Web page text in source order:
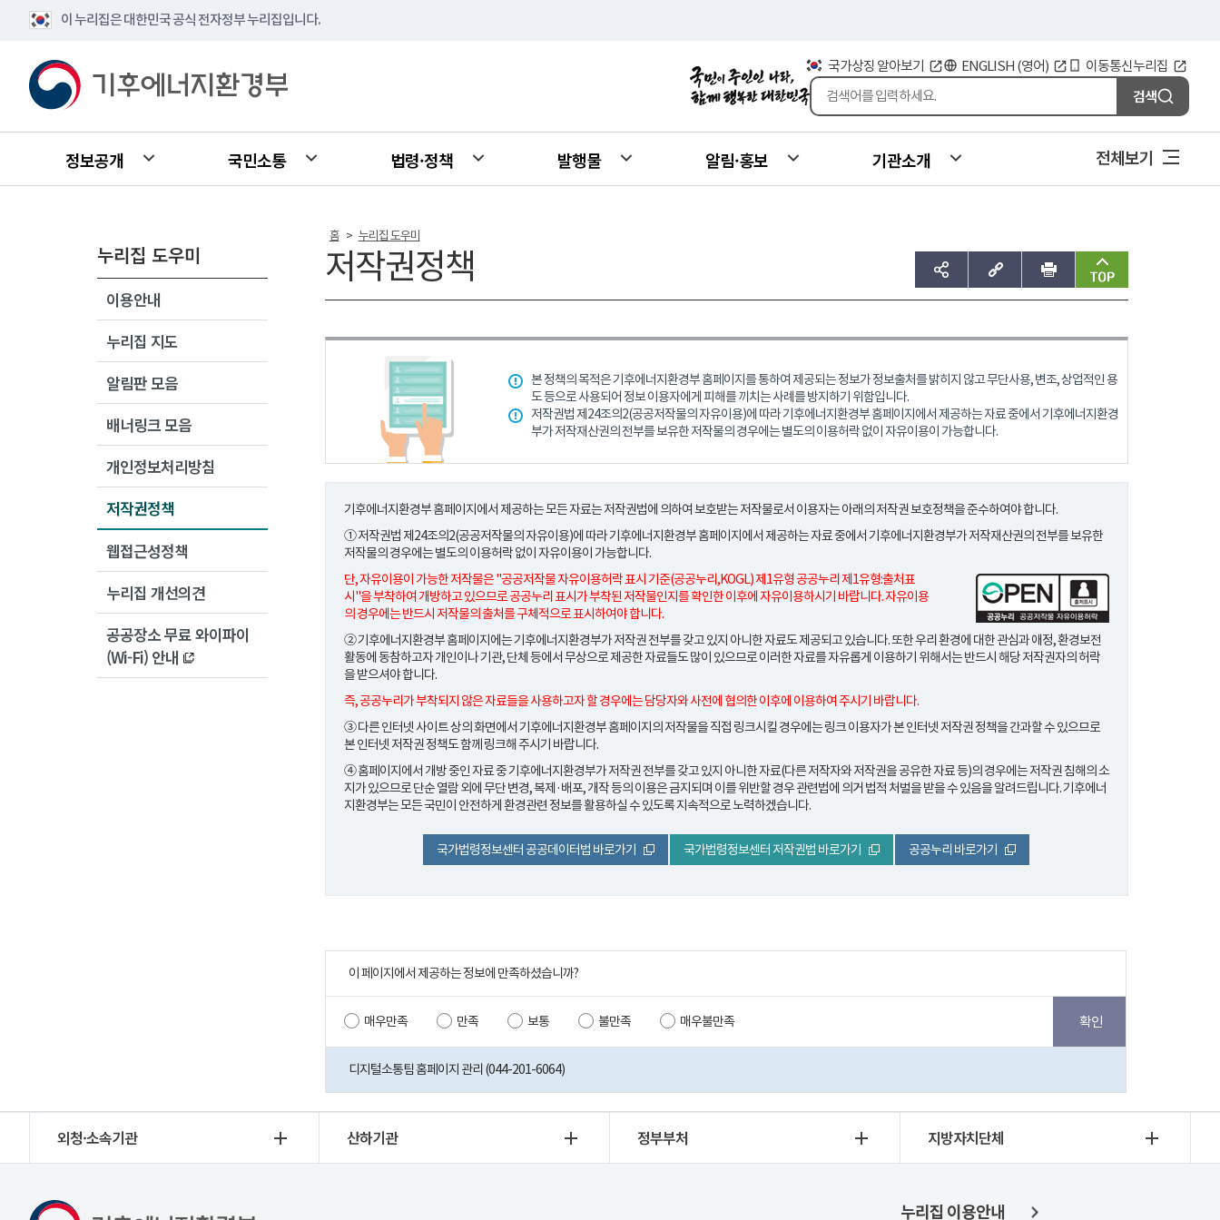
이 누리집은 대한민국 공식 전자정부 누리집입니다.
국가상징 알아보기 ENGLISH (영어) 이동통신누리집
검색
정보공개 국민소통 법령·정책 발행물 알림·홍보 기관소개 전체보기
누리집 도우미
이용안내
누리집 지도
알림판 모음
배너링크 모음
개인정보처리방침
저작권정책
웹접근성정책
누리집 개선의견
공공장소 무료 와이파이
(Wi-Fi) 안내
홈 > 누리집 도우미
저작권정책 sns공유하기 주소복사 인쇄 맨위로
본 정책의 목적은 기후에너지환경부 홈페이지를 통하여 제공되는 정보가 정보출처를 밝히지 않고 무단사용, 변조, 상업적인 용
도 등으로 사용되어 정보 이용자에게 피해를 끼치는 사례를 방지하기 위함입니다.
저작권법 제24조의2(공공저작물의 자유이용)에 따라 기후에너지환경부 홈페이지에서 제공하는 자료 중에서 기후에너지환경
부가 저작재산권의 전부를 보유한 저작물의 경우에는 별도의 이용허락 없이 자유이용이 가능합니다.
기후에너지환경부 홈페이지에서 제공하는 모든 자료는 저작권법에 의하여 보호받는 저작물로서 이용자는 아래의 저작권 보호정책을 준수하여야 합니다.
① 저작권법 제24조의2(공공저작물의 자유이용)에 따라 기후에너지환경부 홈페이지에서 제공하는 자료 중에서 기후에너지환경부가 저작재산권의 전부를 보유한
저작물의 경우에는 별도의 이용허락 없이 자유이용이 가능합니다.
단, 자유이용이 가능한 저작물은"공공저작물 자유이용허락 표시 기준(공공누리,KOGL) 제1유형 공공누리 제1유형:출처표
시"을 부착하여 개방하고 있으므로 공공누리 표시가 부착된 저작물인지를 확인한 이후에 자유이용하시기 바랍니다. 자유이용
의 경우에는 반드시 저작물의 출처를 구체적으로 표시하여야 합니다.
② 기후에너지환경부 홈페이지에는 기후에너지환경부가 저작권 전부를 갖고 있지 아니한 자료도 제공되고 있습니다. 또한 우리 환경에 대한 관심과 애정, 환경보전
활동에 동참하고자 개인이나 기관, 단체 등에서 무상으로 제공한 자료들도 많이 있으므로 이러한 자료를 자유롭게 이용하기 위해서는 반드시 해당 저작권자의 허락
을 받으셔야 합니다.
즉, 공공누리가 부착되지 않은 자료들을 사용하고자 할 경우에는 담당자와 사전에 협의한 이후에 이용하여 주시기 바랍니다.
③ 다른 인터넷 사이트 상의 화면에서 기후에너지환경부 홈페이지의 저작물을 직접 링크시킬 경우에는 링크 이용자가 본 인터넷 저작권 정책을 간과할 수 있으므로
본 인터넷 저작권 정책도 함께 링크해 주시기 바랍니다.
④ 홈페이지에서 개방 중인 자료 중 기후에너지환경부가 저작권 전부를 갖고 있지 아니한 자료(다른 저작자와 저작권을 공유한 자료 등)의 경우에는 저작권 침해의 소
지가 있으므로 단순 열람 외에 무단 변경, 복제·배포, 개작 등의 이용은 금지되며 이를 위반할 경우 관련법에 의거 법적 처벌을 받을 수 있음을 알려드립니다. 기후에너
지환경부는 모든 국민이 안전하게 환경관련 정보를 활용하실 수 있도록 지속적으로 노력하겠습니다.
국가법령정보센터 공공데이터법 바로가기 국가법령정보센터 저작권법 바로가기 공공누리 바로가기
이 페이지에서 제공하는 정보에 만족하셨습니까?
매우만족 만족 보통 불만족 매우불만족
디지털소통팀 홈페이지 관리 (044-201-6064)
외청·소속기관 산하기관 정부부처 지방자치단체
누리집 이용안내